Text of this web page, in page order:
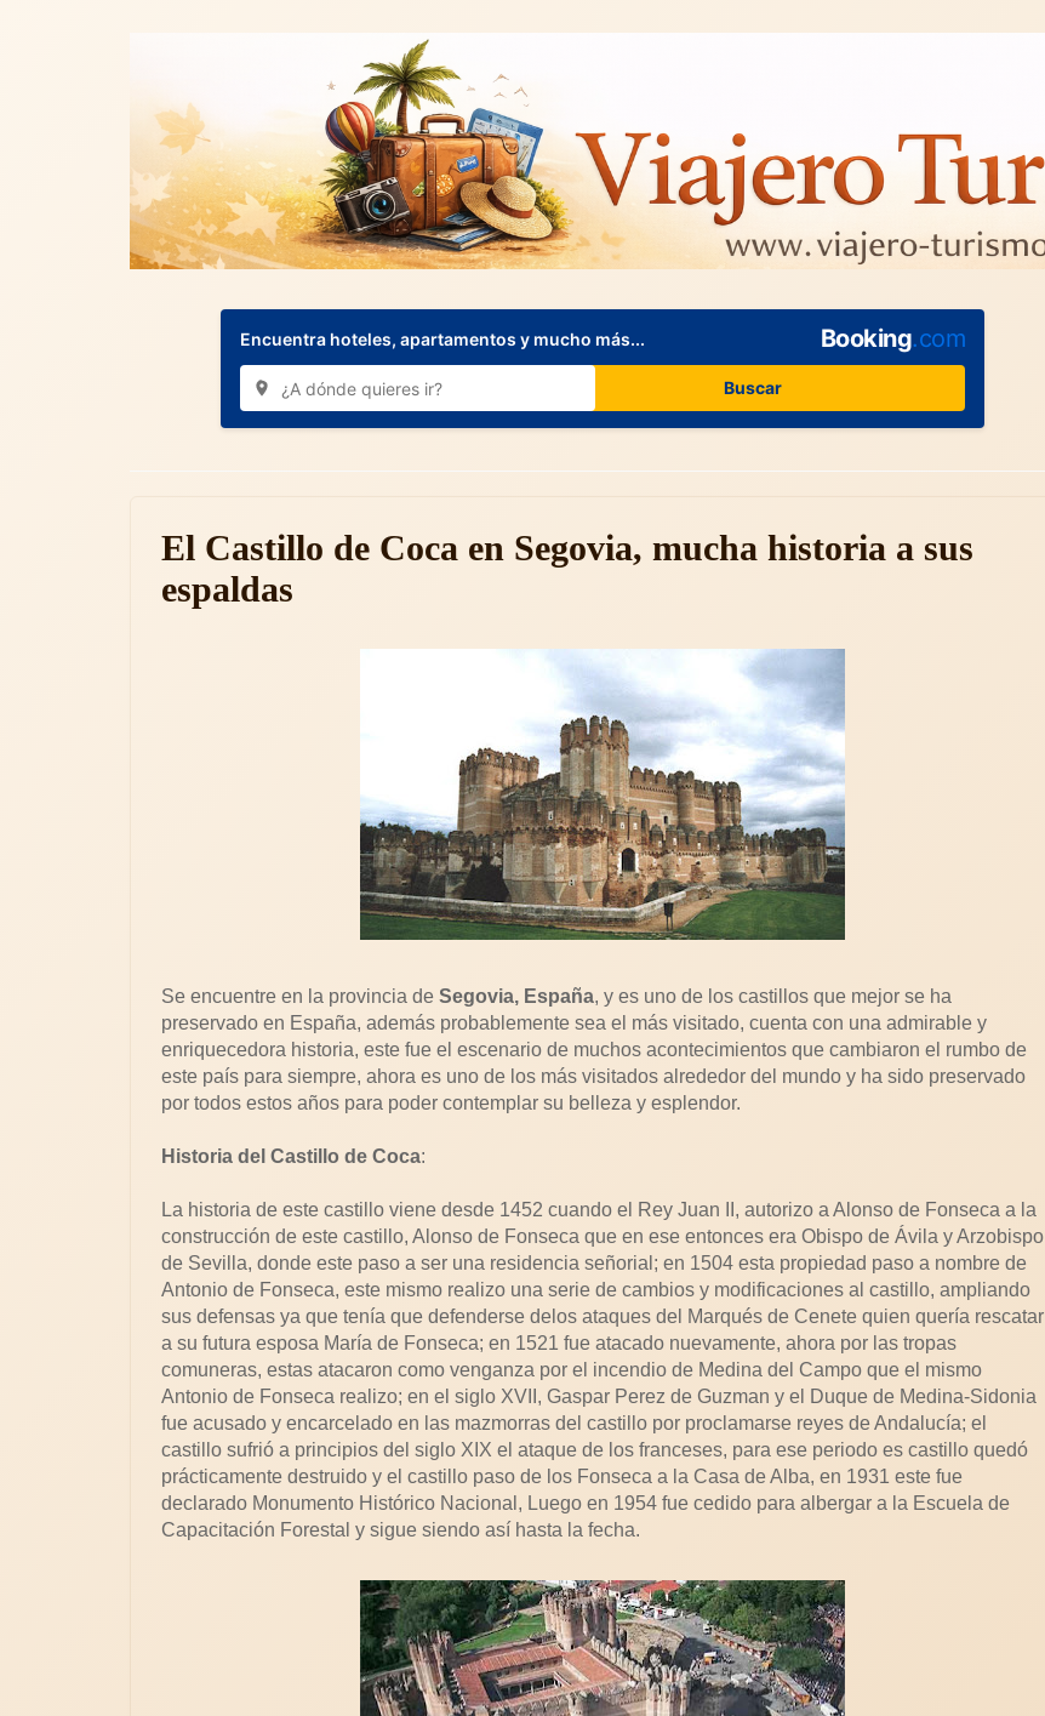
Encuentra hoteles, apartamentos y mucho más... Booking.com
Buscar
El Castillo de Coca en Segovia, mucha historia a sus
espaldas
Se encuentre en la provincia de Segovia, España, y es uno de los castillos que mejor se ha
preservado en España, además probablemente sea el más visitado, cuenta con una admirable y
enriquecedora historia, este fue el escenario de muchos acontecimientos que cambiaron el rumbo de
este país para siempre, ahora es uno de los más visitados alrededor del mundo y ha sido preservado
por todos estos años para poder contemplar su belleza y esplendor.
Historia del Castillo de Coca:
La historia de este castillo viene desde 1452 cuando el Rey Juan II, autorizo a Alonso de Fonseca a la
construcción de este castillo, Alonso de Fonseca que en ese entonces era Obispo de Ávila y Arzobispo
de Sevilla, donde este paso a ser una residencia señorial; en 1504 esta propiedad paso a nombre de
Antonio de Fonseca, este mismo realizo una serie de cambios y modificaciones al castillo, ampliando
sus defensas ya que tenía que defenderse delos ataques del Marqués de Cenete quien quería rescatar
a su futura esposa María de Fonseca; en 1521 fue atacado nuevamente, ahora por las tropas
comuneras, estas atacaron como venganza por el incendio de Medina del Campo que el mismo
Antonio de Fonseca realizo; en el siglo XVII, Gaspar Perez de Guzman y el Duque de Medina-Sidonia
fue acusado y encarcelado en las mazmorras del castillo por proclamarse reyes de Andalucía; el
castillo sufrió a principios del siglo XIX el ataque de los franceses, para ese periodo es castillo quedó
prácticamente destruido y el castillo paso de los Fonseca a la Casa de Alba, en 1931 este fue
declarado Monumento Histórico Nacional, Luego en 1954 fue cedido para albergar a la Escuela de
Capacitación Forestal y sigue siendo así hasta la fecha.